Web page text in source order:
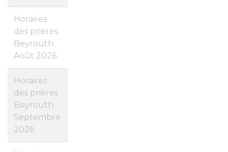
Horaires
des prières
Beyrouth
Août 2026
Horaires
des prières
Beyrouth
Septembre
2026